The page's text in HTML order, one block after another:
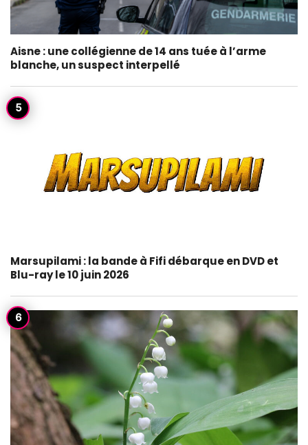
Aisne : une collégienne de 14 ans tuée à l’arme
blanche, un suspect interpellé
Marsupilami : la bande à Fifi débarque en DVD et
Blu-ray le 10 juin 2026